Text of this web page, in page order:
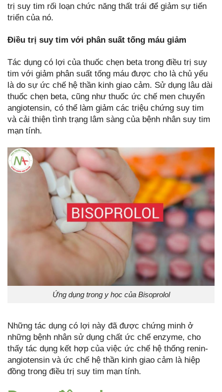
trị suy tim rối loạn chức năng thất trái để giảm sự tiến
triển của nó.
Điều trị suy tim với phân suất tống máu giảm
Tác dụng có lợi của thuốc chẹn beta trong điều trị suy
tim với giảm phân suất tống máu được cho là chủ yếu
là do sự ức chế hệ thần kinh giao cảm. Sử dụng lâu dài
thuốc chẹn beta, cũng như thuốc ức chế men chuyển
angiotensin, có thể làm giảm các triệu chứng suy tim
và cải thiện tình trạng lâm sàng của bệnh nhân suy tim
mạn tính.
Ứng dụng trong y học của Bisoprolol
Những tác dụng có lợi này đã được chứng minh ở
những bệnh nhân sử dụng chất ức chế enzyme, cho
thấy tác dụng kết hợp của việc ức chế hệ thống renin-
angiotensin và ức chế hệ thần kinh giao cảm là hiệp
đồng trong điều trị suy tim mạn tính.